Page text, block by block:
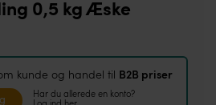
0,5 kg Æske
kunde og handel til B2B priser
Har du allerede en konto?